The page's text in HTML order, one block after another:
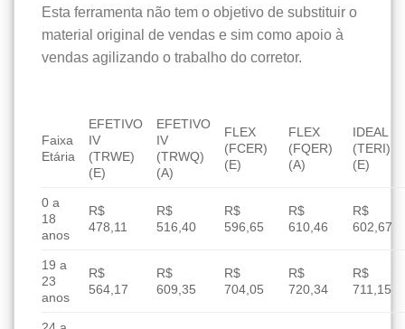
Esta ferramenta não tem o objetivo de substituir o
material original de vendas e sim como apoio à
vendas agilizando o trabalho do corretor.
Faixa
Etária
EFETIVO
IV
(TRWE)
(E)
EFETIVO
IV
(TRWQ)
(A)
FLEX
(FCER)
(E)
FLEX
(FQER)
(A)
IDEAL
(TERI)
(E)
0 a
18
anos
R$
478,11
R$
516,40
R$
596,65
R$
610,46
R$
602,67
19 a
23
anos
R$
564,17
R$
609,35
R$
704,05
R$
720,34
R$
711,15